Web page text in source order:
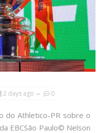
2 days ago 0
do Athletico-PR sobre o
EBCSão Paulo© Nelson